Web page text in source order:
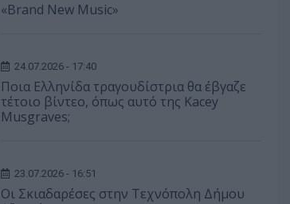
«Brand New Music»
24.07.2026 - 17:40
Ποια Ελληνίδα τραγουδίστρια θα έβγαζε
τέτοιο βίντεο, όπως αυτό της Kacey
Musgraves;
23.07.2026 - 16:51
Οι Σκιαδαρέσες στην Τεχνόπολη Δήμου